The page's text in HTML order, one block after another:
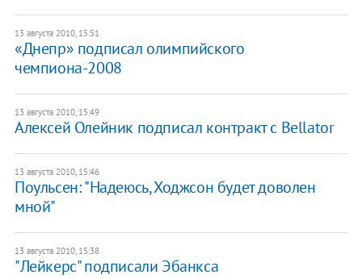
13 августа 2010, 15:51
«Днепр» подписал олимпийского
чемпиона-2008
13 августа 2010, 15:49
Алексей Олейник подписал контракт с Bellator
13 августа 2010, 15:46
Поульсен: "Надеюсь, Ходжсон будет доволен
мной"
13 августа 2010, 15:38
"Лейкерс" подписали Эбанкса